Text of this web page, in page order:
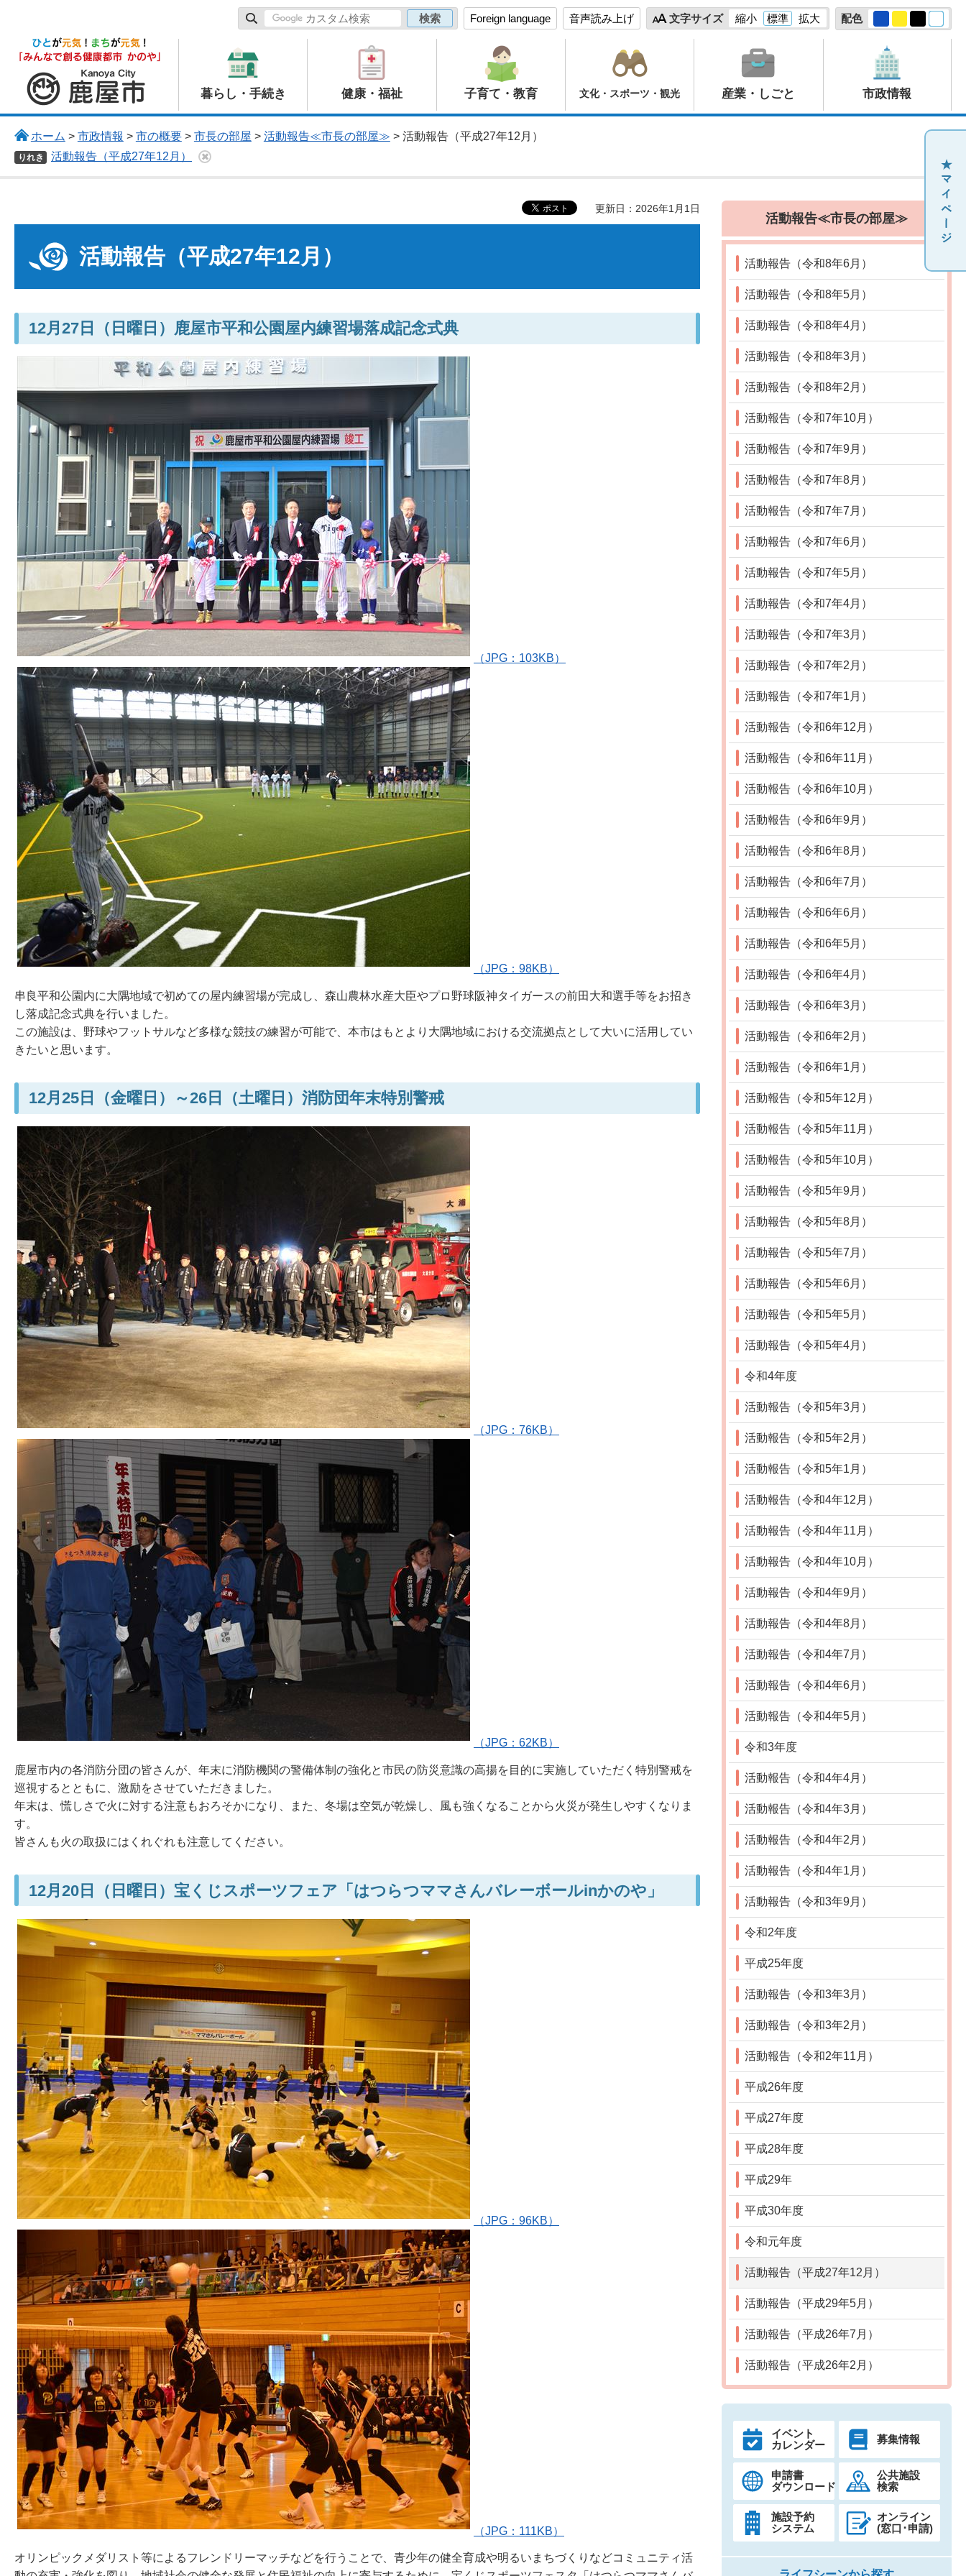
Foreign language 音声読み上げ 文字サイズ 縮小 標準 拡大 配色
鹿屋市
暮らし・手続き 健康・福祉 子育て・教育 文化・スポーツ・観光 産業・しごと 市政情報
ホーム > 市政情報 > 市の概要> 市長の部屋 > 活動報告≪市長の部屋≫ > 活動報告（平成27年12月）
りれき 活動報告（平成27年12月）
更新日：2026年1月1日
活動報告（平成27年12月）
12月27日（日曜日）鹿屋市平和公園屋内練習場落成記念式典
（JPG：103KB）
（JPG：98KB）
串良平和公園内に大隅地域で初めての屋内練習場が完成し、森山農林水産大臣やプロ野球阪神タイガースの前田大和選手等をお招き
し落成記念式典を行いました。
この施設は、野球やフットサルなど多様な競技の練習が可能で、本市はもとより大隅地域における交流拠点として大いに活用してい
きたいと思います。
12月25日（金曜日）～26日（土曜日）消防団年末特別警戒
（JPG：76KB）
（JPG：62KB）
鹿屋市内の各消防分団の皆さんが、年末に消防機関の警備体制の強化と市民の防災意識の高揚を目的に実施していただく特別警戒を
巡視するとともに、激励をさせていただきました。
年末は、慌しさで火に対する注意もおろそかになり、また、冬場は空気が乾燥し、風も強くなることから火災が発生しやすくなりま
す。
皆さんも火の取扱にはくれぐれも注意してください。
12月20日（日曜日）宝くじスポーツフェア「はつらつママさんバレーボールinかのや」
（JPG：96KB）
（JPG：111KB）
オリンピックメダリスト等によるフレンドリーマッチなどを行うことで、青少年の健全育成や明るいまちづくりなどコミュニティ活
活動報告≪市長の部屋≫
活動報告（令和8年6月）
活動報告（令和8年5月）
活動報告（令和8年4月）
活動報告（令和8年3月）
活動報告（令和8年2月）
活動報告（令和7年10月）
活動報告（令和7年9月）
活動報告（令和7年8月）
活動報告（令和7年7月）
活動報告（令和7年6月）
活動報告（令和7年5月）
活動報告（令和7年4月）
活動報告（令和7年3月）
活動報告（令和7年2月）
活動報告（令和7年1月）
活動報告（令和6年12月）
活動報告（令和6年11月）
活動報告（令和6年10月）
活動報告（令和6年9月）
活動報告（令和6年8月）
活動報告（令和6年7月）
活動報告（令和6年6月）
活動報告（令和6年5月）
活動報告（令和6年4月）
活動報告（令和6年3月）
活動報告（令和6年2月）
活動報告（令和6年1月）
活動報告（令和5年12月）
活動報告（令和5年11月）
活動報告（令和5年10月）
活動報告（令和5年9月）
活動報告（令和5年8月）
活動報告（令和5年7月）
活動報告（令和5年6月）
活動報告（令和5年5月）
活動報告（令和5年4月）
令和4年度
活動報告（令和5年3月）
活動報告（令和5年2月）
活動報告（令和5年1月）
活動報告（令和4年12月）
活動報告（令和4年11月）
活動報告（令和4年10月）
活動報告（令和4年9月）
活動報告（令和4年8月）
活動報告（令和4年7月）
活動報告（令和4年6月）
活動報告（令和4年5月）
令和3年度
活動報告（令和4年4月）
活動報告（令和4年3月）
活動報告（令和4年2月）
活動報告（令和4年1月）
活動報告（令和3年9月）
令和2年度
平成25年度
活動報告（令和3年3月）
活動報告（令和3年2月）
活動報告（令和2年11月）
平成26年度
平成27年度
平成28年度
平成29年
平成30年度
令和元年度
活動報告（平成27年12月）
活動報告（平成29年5月）
活動報告（平成26年7月）
活動報告（平成26年2月）
イベント
カレンダー
募集情報
申請書
ダウンロード
公共施設
検索
施設予約
システム
オンライン
(窓口･申請)